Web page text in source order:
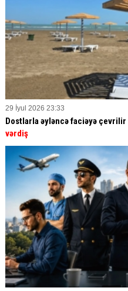
29 İyul 2026 23:33
Dostlarla əyləncə faciəyə çevrilir
vərdiş